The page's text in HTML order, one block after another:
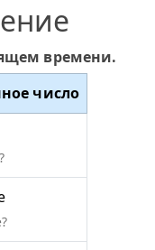
времени.
число